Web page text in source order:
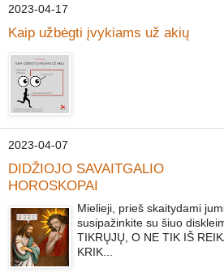
2023-04-17
Kaip užbėgti įvykiams už akių
2023-04-07
DIDŽIOJO SAVAITGALIO
HOROSKOPAI
Mielieji, prieš skaitydami
susipažinkite su šiuo
TIKRŲJŲ, O NE TIK IŠ
KRIK...